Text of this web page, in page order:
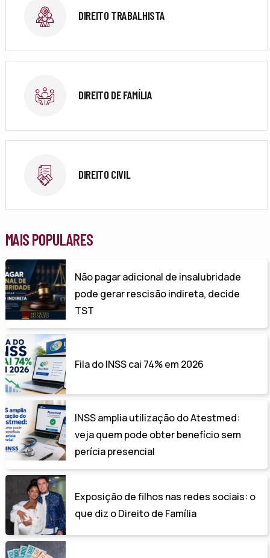
DIREITO TRABALHISTA
DIREITO DE FAMÍLIA
DIREITO CIVIL
MAIS POPULARES
Não pagar adicional de insalubridade
pode gerar rescisão indireta, decide
TST
Fila do INSS cai 74% em 2026
INSS amplia utilização do Atestmed:
veja quem pode obter benefício sem
perícia presencial
Exposição de filhos nas redes sociais: o
que diz o Direito de Família